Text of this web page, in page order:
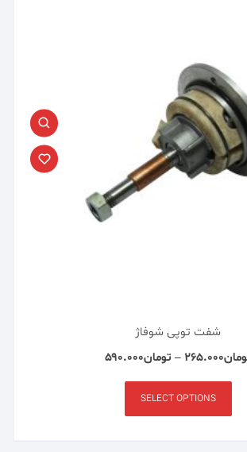
شفت توپی شوفاژ
۲۶۵.۰۰۰ – تومان۵۹۰.۰۰۰
SELECT OPTIONS